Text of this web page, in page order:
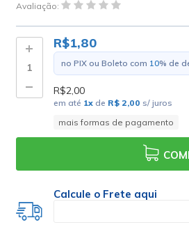
Avaliação:
R$1,80
no PIX ou Boleto com 10% de
R$2,00
em até 1xde R$ 2,00 s/ juros
mais formas de pagamento
Calcule o Frete aqui